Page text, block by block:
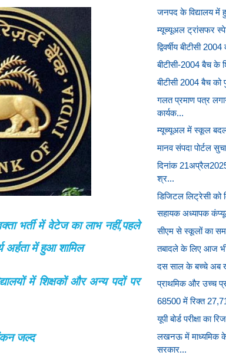
भर्ती में वेटेज का लाभ नहीं,पहले
अर्हता में हुआ शामिल
में शिक्षकों और अन्य पदों पर
जल्द
जनपद के विद्यालय में
म्यूच्यूअल ट्रांसफर
द्विवर्षीय बीटीसी
बीटीसी-2004 बैच के
बीटीसी 2004 बैच को
गलत प्रमाण पत्र
कार्यक...
म्यूच्यूअल में स्कूल बदल
मानव संपदा पोर्टल
दिनांक 21अप्रैल2025
श्र...
डिजिटल लिट्रेसी को
सहायक अध्यापक
सीएम से स्कूलों का
तबादले के लिए आज
दस साल के बच्चे अब
प्राथमिक और उच्च
68500 में रिक्त
यूपी बोर्ड परीक्षा का
लखनऊ में माध्यमिक के
सरकार...